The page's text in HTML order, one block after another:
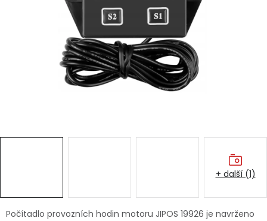
Dětská hřiště
Autodoplňky
Vánoce
Značky
Počítadlo provozních hodin motoru JIPOS 19926 je navrženo
+ další (1)